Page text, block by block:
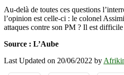
Au-delà de toutes ces questions
l’opinion est celle-ci : le colonel
attaques contre son PM ? Il est
Source : L’Aube
Last Updated on 20/06/2022 by